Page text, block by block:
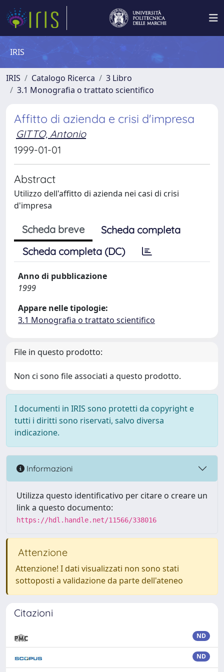
IRIS
IRIS Catalogo Ricerca
3 Libro
3.1 Monografia o trattato scientifico
Affitto di azienda e crisi d'impresa
GITTO, Antonio
1999-01-01
Abstract
Utilizzo dell'affitto di azienda nei casi di crisi
d'impresa
Scheda breve
Scheda completa
Scheda completa (DC)
Anno di pubblicazione
1999
Appare nelle tipologie:
3.1 Monografia o trattato scientifico
File in questo prodotto:
Non ci sono file associati a questo prodotto.
I documenti in IRIS sono protetti da copyright e
tutti i diritti sono riservati, salvo diversa
indicazione.
Informazioni
Utilizza questo identificativo per citare o creare un
link a questo documento:
https://hdl.handle.net/11566/338016
Attenzione
Attenzione! I dati visualizzati non sono stati
sottoposti a validazione da parte dell'ateneo
Citazioni
ND
ND